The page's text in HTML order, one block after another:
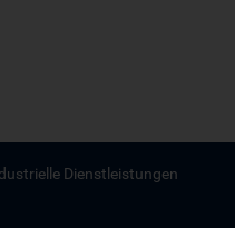
Dienstleistungen